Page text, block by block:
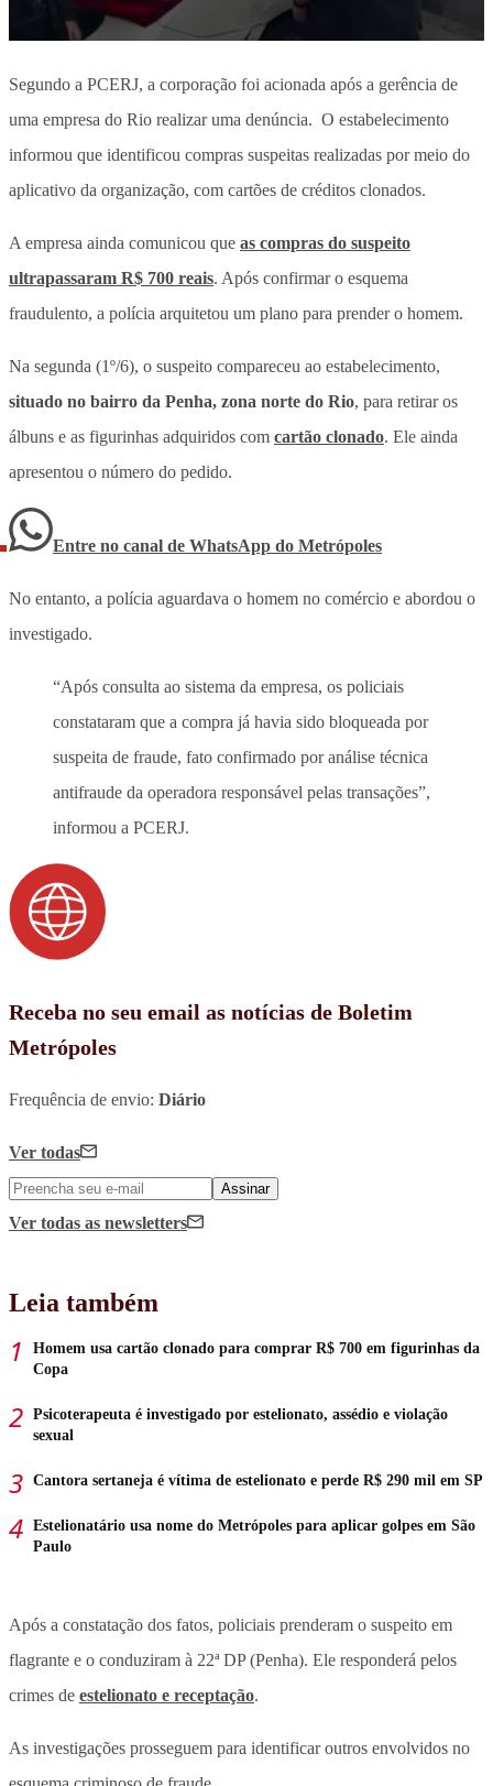
Segundo a PCERJ, a corporação foi acionada após a gerência de
uma empresa do Rio realizar uma denúncia. O estabelecimento
informou que identificou compras suspeitas realizadas por meio do
aplicativo da organização, com cartões de créditos clonados.
A empresa ainda comunicou que as compras do suspeito
ultrapassaram R$ 700 reais. Após confirmar o esquema
fraudulento, a polícia arquitetou um plano para prender o homem.
Na segunda (1º/6), o suspeito compareceu ao estabelecimento,
situado no bairro da Penha, zona norte do Rio, para retirar os
álbuns e as figurinhas adquiridos com cartão clonado. Ele ainda
apresentou o número do pedido.
Entre no canal de WhatsApp do Metrópoles
No entanto, a polícia aguardava o homem no comércio e abordou o
investigado.
“Após consulta ao sistema da empresa, os policiais
constataram que a compra já havia sido bloqueada por
suspeita de fraude, fato confirmado por análise técnica
antifraude da operadora responsável pelas transações”,
informou a PCERJ.
Receba no seu email as notícias de Boletim
Metrópoles
Frequência de envio: Diário
Ver todas
Assinar
Ver todas as newsletters
Leia também
Homem usa cartão clonado para comprar R$ 700 em figurinhas da
Copa
Psicoterapeuta é investigado por estelionato, assédio e violação
sexual
Cantora sertaneja é vítima de estelionato e perde R$ 290 mil em SP
Estelionatário usa nome do Metrópoles para aplicar golpes em São
Paulo
Após a constatação dos fatos, policiais prenderam o suspeito em
flagrante e o conduziram à 22ª DP (Penha). Ele responderá pelos
crimes de estelionato e receptação.
As investigações prosseguem para identificar outros envolvidos no